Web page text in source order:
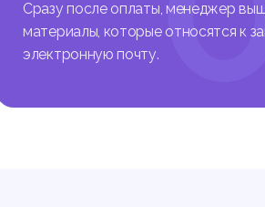
ко
Сразу после оплаты, менеджер
материалы, которые относятся к
электронную почту.